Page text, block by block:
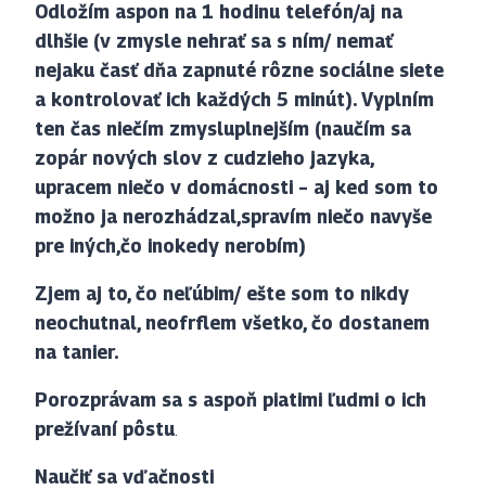
Odložím aspon na 1 hodinu telefón/aj na
dlhšie (v zmysle nehrať sa s ním/ nemať
nejaku časť dňa zapnuté rôzne sociálne siete
a kontrolovať ich každých 5 minút). Vyplním
ten čas niečím zmysluplnejším (naučím sa
zopár nových slov z cudzieho jazyka,
upracem niečo v domácnosti – aj ked som to
možno ja nerozhádzal,spravím niečo navyše
pre iných,čo inokedy nerobím)
Zjem aj to, čo neľúbim/ ešte som to nikdy
neochutnal, neofrflem všetko, čo dostanem
na tanier.
Porozprávam sa s aspoň piatimi ľudmi o ich
prežívaní pôstu.
Naučiť sa vďačnosti